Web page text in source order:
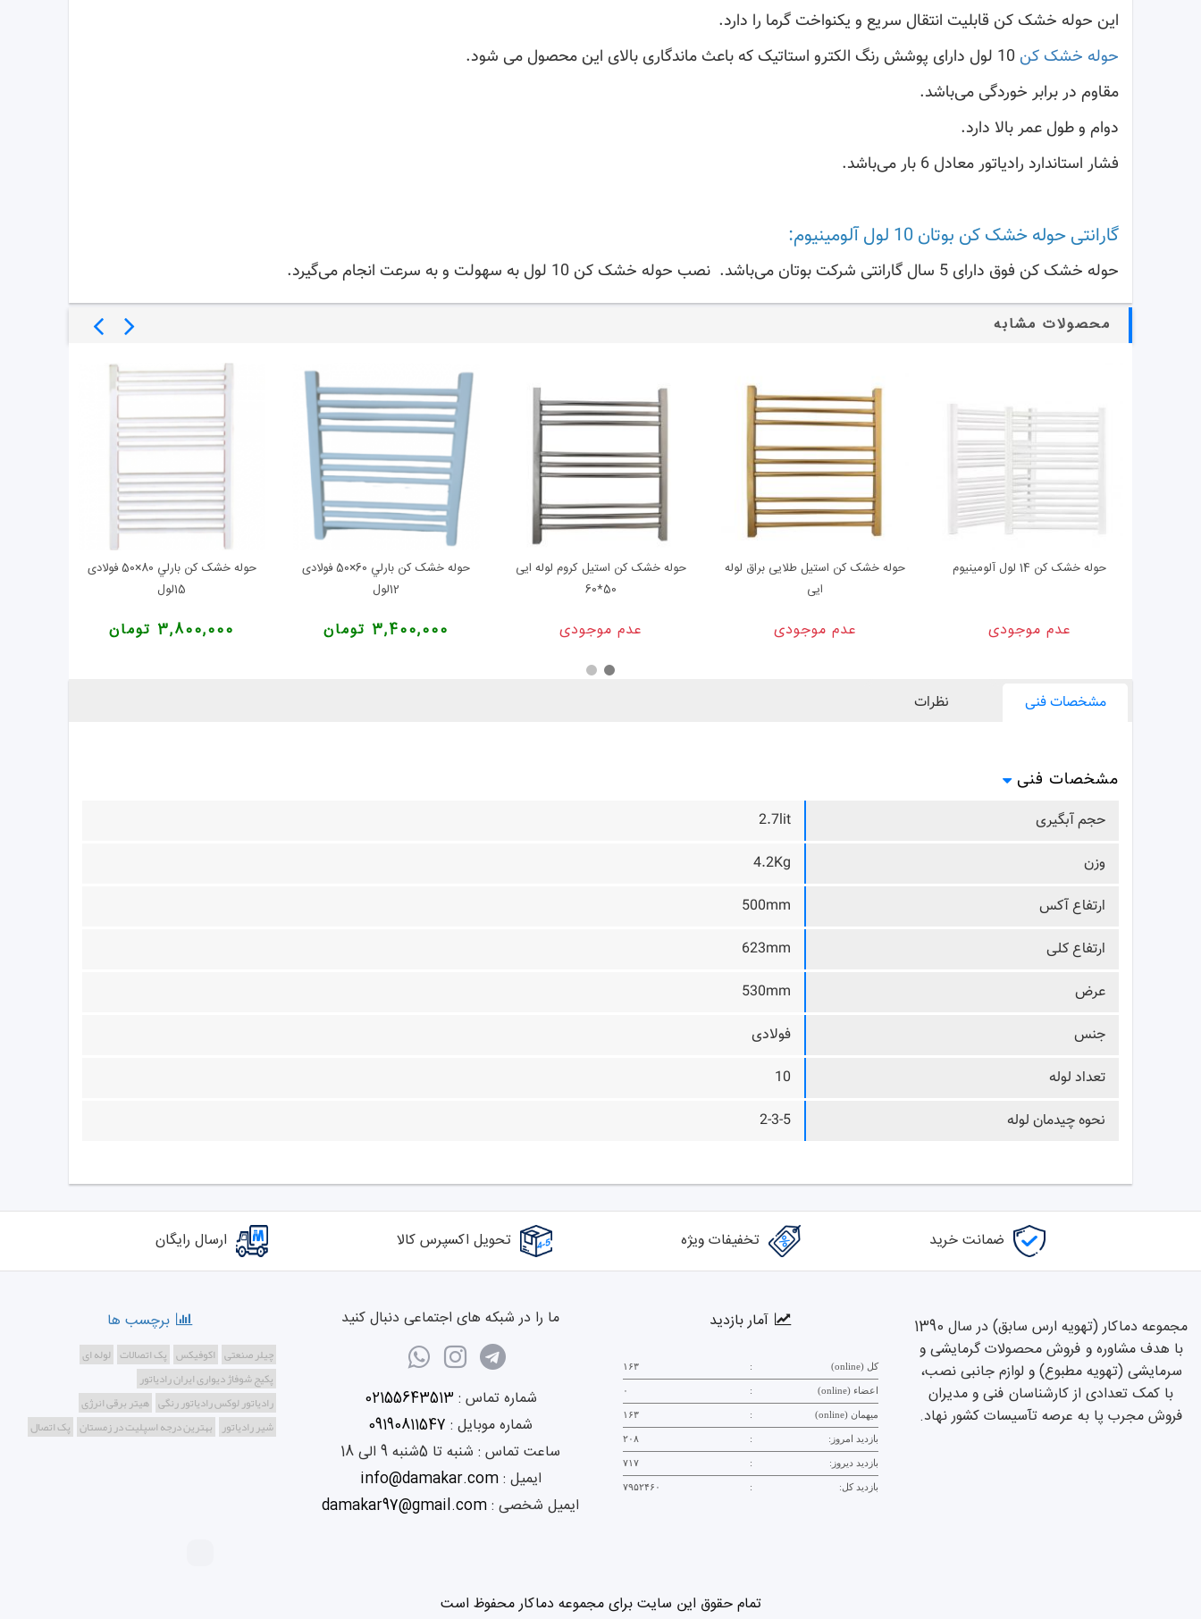
این حوله خشک کن قابلیت انتقال سریع و یکنواخت گرما را دارد.
حوله خشک کن
مقاوم در برابر خوردگی می‌باشد.
دوام و طول عمر بالا دارد.
فشار استاندارد رادیاتور معادل 6 بار می‌باشد.
گارانتی حوله خشک کن بوتان 10 لول آلومینیوم:
حوله خشک کن فوق دارای 5 سال گارانتی شرکت بوتان می‌باشد. نصب حوله خشک کن 10 لول به سهولت و به سرعت انجام می‌گیرد.
محصولات مشابه
حوله خشک کن 14 لول آلومینیوم
عدم موجودی
حوله خشک کن استیل طلایی براق لوله
ایی
عدم موجودی
حوله خشک کن استیل کروم لوله ایی
50*60
عدم موجودی
حوله خشک کن بارلي 60×50 فولادی
12لول
3,400,000 تومان
حوله خشک کن بارلي 80×50 فولادی
15لول
3,800,000 تومان
مشخصات فنی نظرات
مشخصات فنی
حجم آبگیری
2.7lit
وزن
4.2Kg
ارتفاع آکس
500mm
ارتفاع کلی
623mm
عرض
530mm
جنس
فولادی
تعداد لوله
10
نحوه چیدمان لوله
2-3-5
ضمانت خرید تخفیفات ویژه تحویل اکسپرس کالا ارسال رایگان
مجموعه دماکار (تهویه ارس سابق) در سال 1390
با هدف مشاوره و فروش محصولات گرمایشی و
سرمایشی (تهویه مطبوع) و لوازم جانبی نصب،
با کمک تعدادی از کارشناسان فنی و مدیران
فروش مجرب پا به عرصه تآسیسات کشور نهاد.
آمار بازدید
کل (online) : ۱۶۳
اعضاء (online) : ۰
میهمان (online) : ۱۶۳
بازدید امروز: : ۲۰۸
بازدید دیروز: : ۷۱۷
بازدید کل: : ۷۹۵۲۴۶۰
ما را در شبکه های اجتماعی دنبال کنید
شماره تماس : 02155643513
شماره موبایل : 09190811547
ساعت تماس : شنبه تا 5شنبه 9 الی 18
ایمیل :info@damakar.com
ایمیل شخصی : damakar97@gmail.com
برچسب ها
چیلر صنعتی اکوفیکس پک اتصالات لوله ای
پکیج شوفاژ دیواری ایران رادیاتور
رادیاتور لوکس رادیاتور رنگی هیتر برقی انرژی
شیر رادیاتور بهترین درجه اسپلیت در زمستان پک اتصال
تمام حقوق این سایت برای مجموعه دماکار محفوظ است